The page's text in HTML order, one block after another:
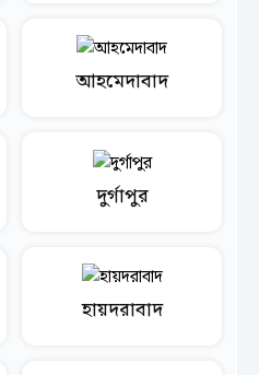
আহমেদাবাদ
দুর্গাপুর
হায়দরাবাদ